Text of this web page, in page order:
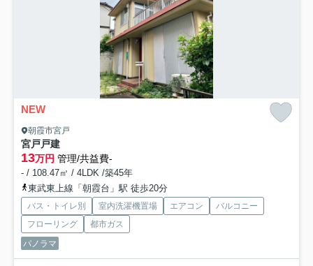
NEW
朝霞市宮戸
宮戸戸建
13万円 管理/共益費-
- / 108.47㎡ / 4LDK /築45年
東武東上線「朝霞台」駅 徒歩20分
バス・トイレ別 室内洗濯機置場 エアコン
バルコニー
フローリング
都市ガス
パノラマ